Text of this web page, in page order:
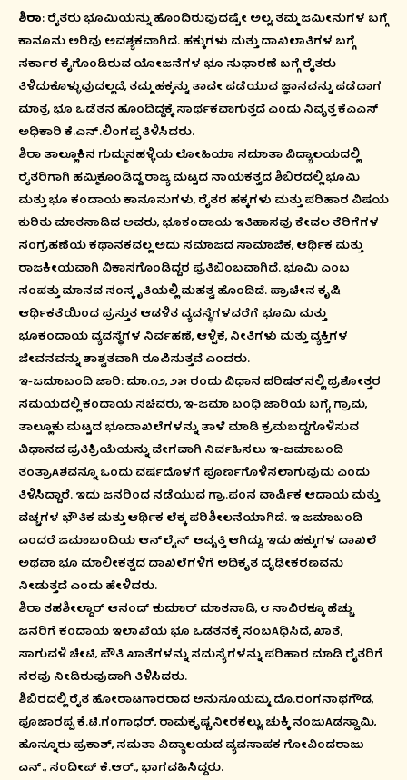
ಶಿರಾ: ರೈತರು ಭೂಮಿಯನ್ನು ಹೊಂದಿರುವುದಷ್ಟೇ ಅಲ್ಲ, ತಮ್ಮ ಜಮೀನುಗಳ ಬಗ್ಗೆ
ಕಾನೂನು ಅರಿವು ಅವಶ್ಯಕವಾಗಿದೆ. ಹಕ್ಕುಗಳು ಮತ್ತು ದಾಖಲಾತಿಗಳ ಬಗ್ಗೆ
ಸರ್ಕಾರ ಕೈಗೊಂಡಿರುವ ಯೋಜನೆಗಳ ಭೂ ಸುಧಾರಣೆ ಬಗ್ಗೆ ರೈತರು
ತಿಳಿದುಕೊಳ್ಳುವುದಲ್ಲದೆ, ತಮ್ಮ ಹಕ್ಕನ್ನು ತಾವೇ ಪಡೆಯುವ ಜ್ಞಾನವನ್ನು ಪಡೆದಾಗ
ಮಾತ್ರ ಭೂ ಒಡೆತನ ಹೊಂದಿದ್ದಕ್ಕೆ ಸಾರ್ಥಕವಾಗುತ್ತದೆ ಎಂದು ನಿವೃತ್ತ ಕೆಎಎಸ್
ಅಧಿಕಾರಿ ಕೆ.ಎನ್.ಲಿಂಗಪ್ಪ ತಿಳಿಸಿದರು.
ಶಿರಾ ತಾಲ್ಲೂಕಿನ ಗುಮ್ಮನಹಳ್ಳಿಯ ಲೋಹಿಯಾ ಸಮಾತಾ ವಿದ್ಯಾಲಯದಲ್ಲಿ
ರೈತರಿಗಾಗಿ ಹಮ್ಮಿಕೊಂಡಿದ್ದ ರಾಜ್ಯ ಮಟ್ಟದ ನಾಯಕತ್ವದ ಶಿಬಿರದಲ್ಲಿ ಭೂಮಿ
ಮತ್ತು ಭೂ ಕಂದಾಯ ಕಾನೂನುಗಳು, ರೈತರ ಹಕ್ಕಗಳು ಮತ್ತು ಪರಿಹಾರ ವಿಷಯ
ಕುರಿತು ಮಾತನಾಡಿದ ಅವರು, ಭೂಕಂದಾಯ ಇತಿಹಾಸವು ಕೇವಲ ತೆರಿಗೆಗಳ
ಸಂಗ್ರಹಣೆಯ ಕಥಾನಕವಲ್ಲ ಅದು ಸಮಾಜದ ಸಾಮಾಜಿಕ, ಆರ್ಥಿಕ ಮತ್ತು
ರಾಜಕೀಯವಾಗಿ ವಿಕಾಸಗೊಂಡಿದ್ದರ ಪ್ರತಿಬಿಂಬವಾಗಿದೆ. ಭೂಮಿ ಎಂಬ
ಸಂಪತ್ತು ಮಾನವ ಸಂಸ್ಕೃತಿಯಲ್ಲಿ ಮಹತ್ವ ಹೊಂದಿದೆ. ಪ್ರಾಚೀನ ಕೃಷಿ
ಆರ್ಥಿಕತೆಯಿಂದ ಪ್ರಸ್ತುತ ಆಡಳಿತ ವ್ಯವಸ್ಥೆಗಳವರೆಗೆ ಭೂಮಿ ಮತ್ತು
ಭೂಕಂದಾಯ ವ್ಯವಸ್ಥೆಗಳ ನಿರ್ವಹಣೆ, ಆಳ್ವಿಕೆ, ನೀತಿಗಳು ಮತ್ತು ವ್ಯಕ್ತಿಗಳ
ಜೀವನವನ್ನು ಶಾಶ್ವತವಾಗಿ ರೂಪಿಸುತ್ತವೆ ಎಂದರು.
ಇ-ಜಮಾಬಂದಿ ಜಾರಿ: ಮಾ.೧೨, ೨೫ ರಂದು ವಿಧಾನ ಪರಿಷತ್‌ನಲ್ಲಿ ಪ್ರಶೋತ್ತರ
ಸಮಯದಲ್ಲಿ ಕಂದಾಯ ಸಚಿವರು, ಇ-ಜಮಾ ಬಂಧಿ ಜಾರಿಯ ಬಗ್ಗೆ, ಗ್ರಾಮ,
ತಾಲ್ಲೂಕು ಮಟ್ಟದ ಭೂದಾಖಲೆಗಳನ್ನು ತಾಳೆ ಮಾಡಿ ಕ್ರಮಬದ್ದಗೊಳಿಸುವ
ವಿಧಾನದ ಪ್ರತಿಕ್ರಿಯೆಯನ್ನು ವೇಗವಾಗಿ ನಿರ್ವಹಿಸಲು ಇ-ಜಮಾಬಂದಿ
ತಂತ್ರಾAಶವನ್ನೂ ಒಂದು ವರ್ಷದೊಳಗೆ ಪೂರ್ಣಗೊಳಿಸಲಾಗುವುದು ಎಂದು
ತಿಳಿಸಿದ್ದಾರೆ. ಇದು ಜನರಿಂದ ನಡೆಯುವ ಗ್ರಾ.ಪಂನ ವಾರ್ಷಿಕ ಆದಾಯ ಮತ್ತು
ವೆಚ್ಚಗಳ ಭೌತಿಕ ಮತ್ತು ಆರ್ಥಿಕ ಲೆಕ್ಕ ಪರಿಶೀಲನೆಯಾಗಿದೆ. ಇ ಜಮಾಬಂದಿ
ಎಂದರೆ ಜಮಾಬಂದಿಯ ಆನ್‌ಲೈನ್ ಆವೃತ್ತಿ ಆಗಿದ್ದು, ಇದು ಹಕ್ಕುಗಳ ದಾಖಲೆ
ಅಥವಾ ಭೂ ಮಾಲೀಕತ್ವದ ದಾಖಲೆಗಳಿಗೆ ಅಧಿಕೃತ ದೃಢೀಕರಣವನು
ನೀಡುತ್ತದೆ ಎಂದು ಹೇಳಿದರು.
ಶಿರಾ ತಹಶೀಲ್ದಾರ್ ಆನಂದ್ ಕುಮಾರ್ ಮಾತನಾಡಿ, ೮ ಸಾವಿರಕ್ಕೂ ಹೆಚ್ಚು
ಜನರಿಗೆ ಕಂದಾಯ ಇಲಾಖೆಯ ಭೂ ಒಡತನಕ್ಕೆ ಸಂಬAಧಿಸಿದೆ, ಖಾತೆ,
ಸಾಗುವಳಿ ಚೀಟಿ, ಪೌತಿ ಖಾತೆಗಳನ್ನು ಸಮಸ್ಯೆಗಳನ್ನು ಪರಿಹಾರ ಮಾಡಿ ರೈತರಿಗೆ
ನೆರವು ನೀಡಿರುವುದಾಗಿ ತಿಳಿಸಿದರು.
ಶಿಬಿರದಲ್ಲಿ ರೈತ ಹೋರಾಟಗಾರರಾದ ಅನುಸೂಯಮ್ಮ, ದೊ.ರಂಗನಾಥಗೌಡ,
ಪೂಜಾರಪ್ಪ, ಕೆ.ಟಿ.ಗಂಗಾಧರ್, ರಾಮಕೃಷ್ಣ ನೀರಕಲ್ಲು, ಚುಕ್ಕಿ ನಂಜುAಡಸ್ವಾಮಿ,
ಹೊನ್ನೂರು ಪ್ರಕಾಶ್, ಸಮತಾ ವಿದ್ಯಾಲಯದ ವ್ಯವಸಾಪಕ ಗೋವಿಂದರಾಜು
ಎನ್., ಸಂದೀಪ್ ಕೆ.ಆರ್., ಭಾಗವಹಿಸಿದ್ದರು.